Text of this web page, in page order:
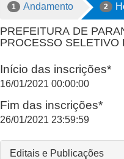
1 Andamento 2
PREFEITURA DE
PROCESSO SELETIVO
Início das inscrições*
16/01/2021 00:00:00
Fim das inscrições*
26/01/2021 23:59:59
Editais e Publicações